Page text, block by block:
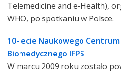
Telemedicine and e-Health),
WHO, po spotkaniu w Polsce.
10-lecie Naukowego
Biomedycznego IFPS
W marcu 2009 roku zostało